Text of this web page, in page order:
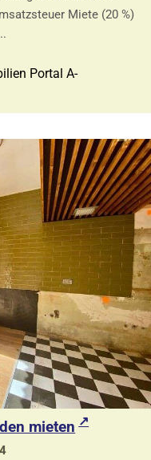
Miete (20 %)
Portal A-
mieten